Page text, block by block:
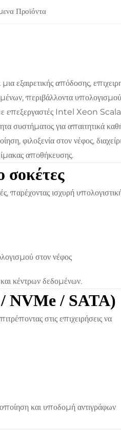
Προϊόντα
μια εξαιρετικής απόδοσης,
περιβάλλοντα
με επεξεργαστές Intel Xeon
συστήματος για απαιτητικά
φιλοξενία στον νέφος,
αποθήκευσης.
σοκέτες
ισχυρή
στον νέφος
κέντρων δεδομένων.
NVMe / SATA)
στις επιχειρήσεις να
και υποδομή αντιγράφων